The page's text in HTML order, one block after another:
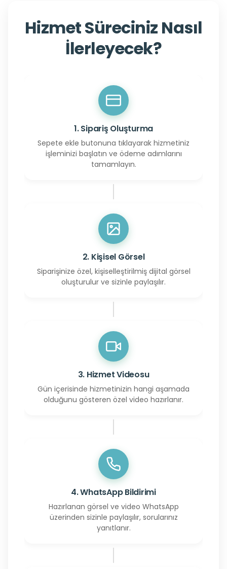
Hizmet Süreciniz Nasıl
İlerleyecek?
1. Sipariş Oluşturma
Sepete ekle butonuna tıklayarak hizmetiniz
işleminizi başlatın ve ödeme adımlarını
tamamlayın.
2. Kişisel Görsel
Siparişinize özel, kişiselleştirilmiş dijital görsel
oluşturulur ve sizinle paylaşılır.
3. Hizmet Videosu
Gün içerisinde hizmetinizin hangi aşamada
olduğunu gösteren özel video hazırlanır.
4. WhatsApp Bildirimi
Hazırlanan görsel ve video WhatsApp
üzerinden sizinle paylaşılır, sorularınız
yanıtlanır.